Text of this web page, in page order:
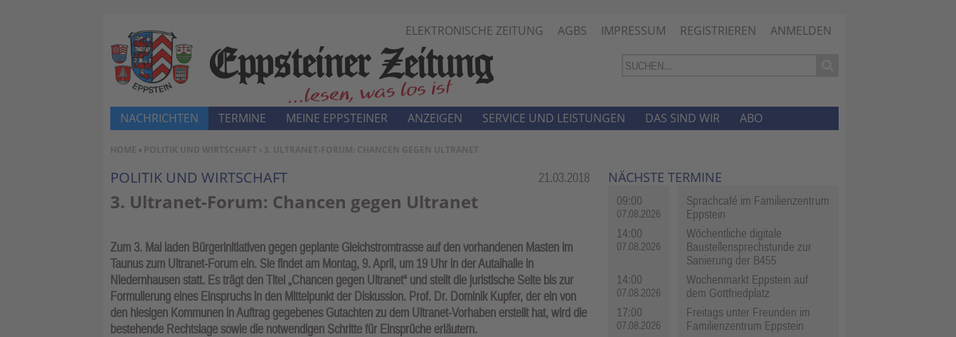
ELEKTRONISCHE ZEITUNG AGBS IMPRESSUM REGISTRIEREN ANMELDEN
SIE BEFINDEN SICH HIER:
HOME › POLITIK UND WIRTSCHAFT › 3. ULTRANET-FORUM: CHANCEN GEGEN ULTRANET
Rubrik:
POLITIK UND WIRTSCHAFT 21.03.2018
3. Ultranet-Forum: Chancen gegen Ultranet
Zum 3. Mal laden Bürgerinitiativen gegen geplante Gleichstromtrasse auf den vorhandenen Masten im
Taunus zum Ultranet-Forum ein. Sie findet am Montag, 9. April, um 19 Uhr in der Autalhalle in
Niedernhausen statt. Es trägt den Titel „Chancen gegen Ultranet“ und stellt die juristische Seite bis zur
Formulierung eines Einspruchs in den Mittelpunkt der Diskussion. Prof. Dr. Dominik Kupfer, der ein von
den hiesigen Kommunen in Auftrag gegebenes Gutachten zu dem Ultranet-Vorhaben erstellt hat, wird die
bestehende Rechtslage sowie die notwendigen Schritte für Einsprüche erläutern.
NÄCHSTE TERMINE
09:00
07.08.2026
Sprachcafé im Familienzentrum
Eppstein
14:00
07.08.2026
Wöchentliche digitale
Baustellensprechstunde zur
Sanierung der B455
14:00
07.08.2026
Wochenmarkt Eppstein auf
dem Gottfriedplatz
17:00
07.08.2026
Freitags unter Freunden im
Familienzentrum Eppstein
NACHRICHTEN TERMINE MEINE EPPSTEINER ANZEIGEN SERVICE UND LEISTUNGEN DAS SIND WIR ABO